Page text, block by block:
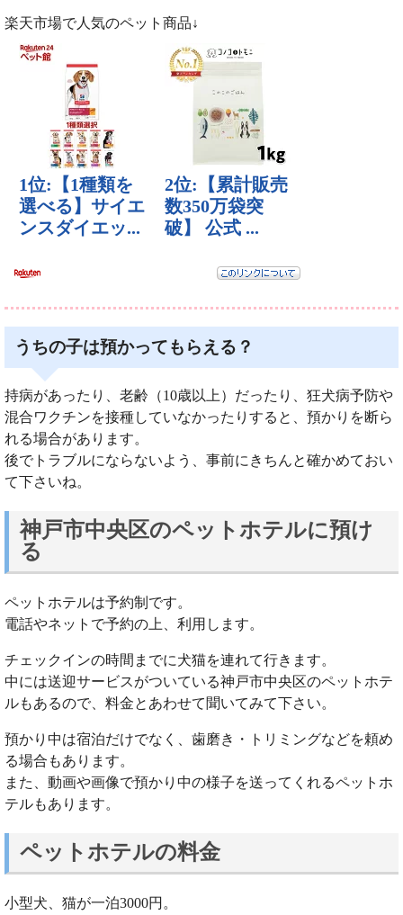
楽天市場で人気のペット商品↓
うちの子は預かってもらえる？
持病があったり、老齢（10歳以上）だったり、狂犬病予防や
混合ワクチンを接種していなかったりすると、預かりを断ら
れる場合があります。
後でトラブルにならないよう、事前にきちんと確かめておい
て下さいね。
神戸市中央区のペットホテルに預け
る
ペットホテルは予約制です。
電話やネットで予約の上、利用します。
チェックインの時間までに犬猫を連れて行きます。
中には送迎サービスがついている神戸市中央区のペットホテ
ルもあるので、料金とあわせて聞いてみて下さい。
預かり中は宿泊だけでなく、歯磨き・トリミングなどを頼め
る場合もあります。
また、動画や画像で預かり中の様子を送ってくれるペットホ
テルもあります。
ペットホテルの料金
小型犬、猫が一泊3000円。